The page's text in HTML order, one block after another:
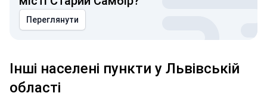
Переглянути
Інші населені пункти у Львівській
області